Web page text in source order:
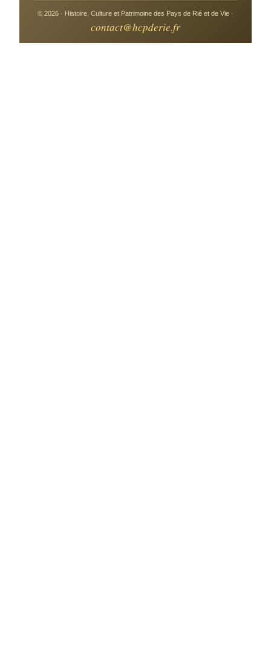
© 2026 · Histoire, Culture et Patrimoine des Pays de Rié et de Vie ·
contact@hcpderie.fr